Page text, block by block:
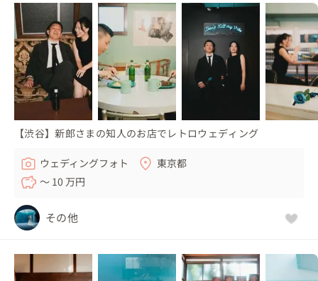
【渋谷】新郎さまの知人のお店でレトロウェディング
ウェディングフォト
東京都
〜 10 万円
その他